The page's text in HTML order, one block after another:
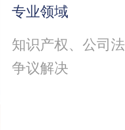
专业领域
知识产权、公司法
争议解决